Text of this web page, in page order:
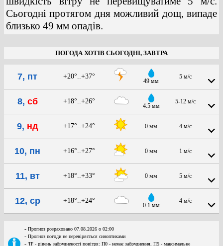
Сьогодні протягом дня можливий дощ, випаде
близько 49 мм опадів.
ПОГОДА ХОТІВ СЬОГОДНІ, ЗАВТРА
7, пт +20°..+37°
49 мм
5 м/с
8, сб +18°..+26°
4.5 мм
5-12 м/с
9, нд +17°..+24° 0 мм 4 м/с
10, пн +16°..+27° 0 мм 1 м/с
11, вт +18°..+33° 0 мм 5 м/с
12, ср +18°..+24°
0.1 мм
4 м/с
- Прогноз розраховано 07.08.2026 о 02:00
- Прогноз погоди не перевіряється синоптиками
- 'П' - рівень забрудненості повітря: П0 - немає забруднення, П5 - максимальне